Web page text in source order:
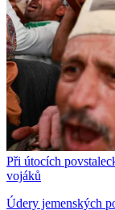
Při útocích
vojáků
Údery jemenských